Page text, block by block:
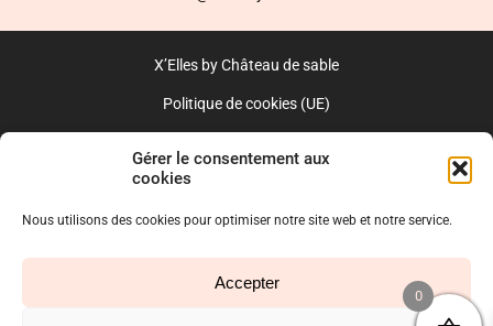
Gérer le consentement aux
cookies
Nous utilisons des cookies pour optimiser notre site web et notre service.
Accepter
X’Elles by Château de sable
Politique de cookies (UE)
Réalisé par l’agence web :
0